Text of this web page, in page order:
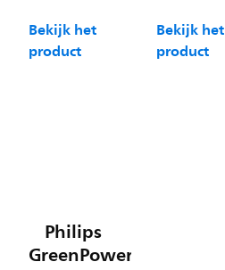
Bekijk het
product
Bekijk het
product
Philips
GreenPower